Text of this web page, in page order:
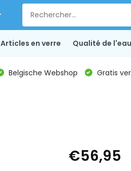
Articles en verre Qualité de l'eau
Belgische Webshop Gratis
€56,95